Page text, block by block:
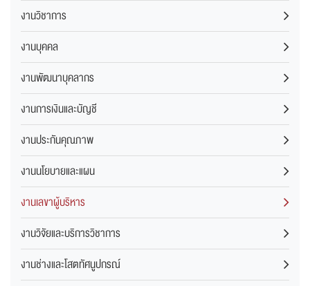
งานวิชาการ
งานบุคคล
งานพัฒนาบุคลากร
งานการเงินและบัญชี
งานประกันคุณภาพ
งานนโยบายและแผน
งานเลขาผู้บริหาร
งานวิจัยและบริการวิชาการ
งานช่างและโสตทัศนูปกรณ์